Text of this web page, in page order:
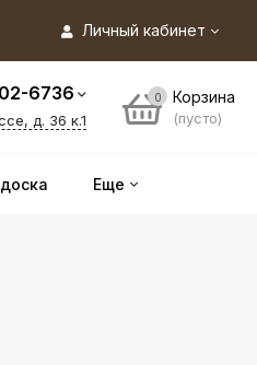
Личный кабинет
6736
д. 36 к.1
0 Корзина
(пусто)
Еще